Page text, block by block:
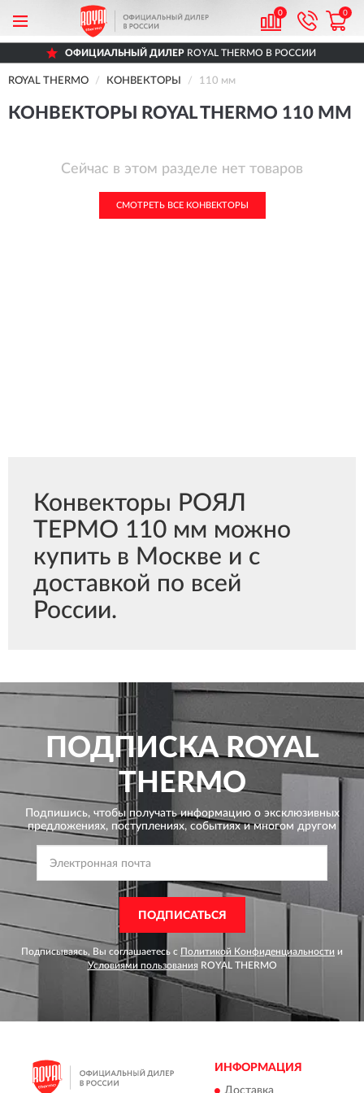
0 0
ОФИЦИАЛЬНЫЙ ДИЛЕР ROYAL THERMO В РОССИИ
ROYAL THERMO КОНВЕКТОРЫ 110 мм
КОНВЕКТОРЫ ROYAL THERMO 110 ММ
Сейчас в этом разделе нет товаров
СМОТРЕТЬ ВСЕ КОНВЕКТОРЫ
Конвекторы РОЯЛ
ТЕРМО 110 мм можно
купить в Москве и с
доставкой по всей
России.
ПОДПИСКАROYAL
THERMO
Подпишись, чтобы получать информацию о эксклюзивных
предложениях, поступлениях, событиях и многом другом
ПОДПИСАТЬСЯ
Подписываясь, Вы соглашаетесь с Политикой Конфиденциальности и
Условиями пользования ROYAL THERMO
ИНФОРМАЦИЯ